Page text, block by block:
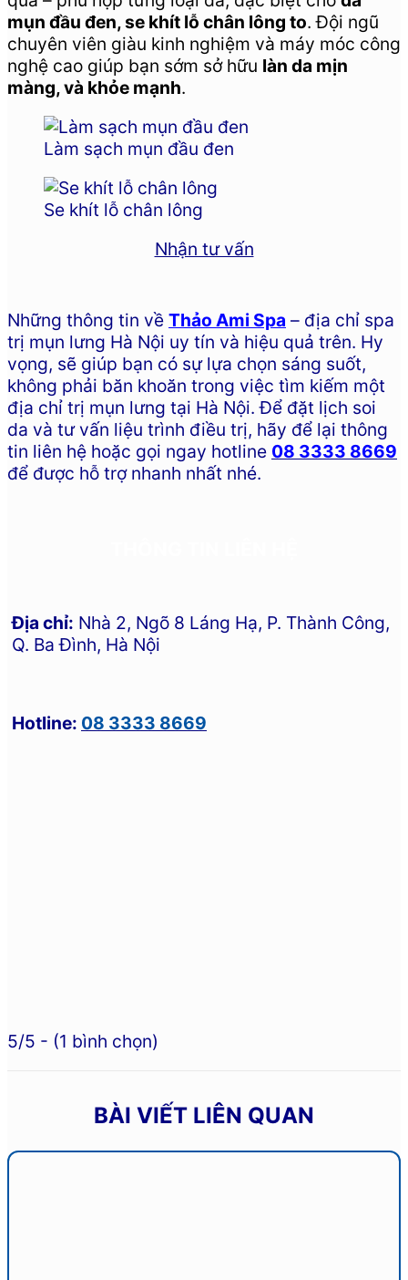
mụn đầu đen, se khít lỗ chân lông to. Đội ngũ
chuyên viên giàu kinh nghiệm và máy móc công
nghệ cao giúp bạn sớm sở hữu làn da mịn
màng, và khỏe mạnh.
Làm sạch mụn đầu đen
Se khít lỗ chân lông
Nhận tư vấn
Những thông tin về Thảo Ami Spa – địa chỉ spa
trị mụn lưng Hà Nội uy tín và hiệu quả trên. Hy
vọng, sẽ giúp bạn có sự lựa chọn sáng suốt,
không phải băn khoăn trong việc tìm kiếm một
địa chỉ trị mụn lưng tại Hà Nội. Để đặt lịch soi
da và tư vấn liệu trình điều trị, hãy để lại thông
tin liên hệ hoặc gọi ngay hotline 08 3333 8669
để được hỗ trợ nhanh nhất nhé.
Địa chỉ: Nhà 2, Ngõ 8 Láng Hạ, P. Thành Công,
Q. Ba Đình, Hà Nội
Hotline: 08 3333 8669
5/5 - (1 bình chọn)
BÀI VIẾT LIÊN QUAN